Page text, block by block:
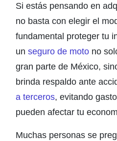
Si estás pensando en
no basta con elegir el
fundamental proteger tu
un seguro de moto no
gran parte de México,
brinda respaldo ante
a terceros, evitando
pueden afectar tu
Muchas personas se